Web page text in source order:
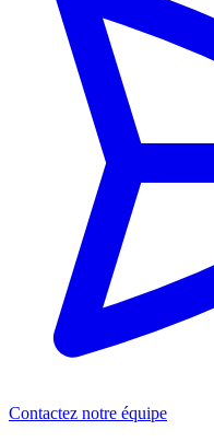
Contactez notre équipe